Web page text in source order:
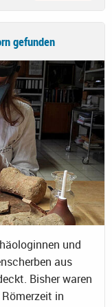
gefunden
und
aus
Bisher waren
in